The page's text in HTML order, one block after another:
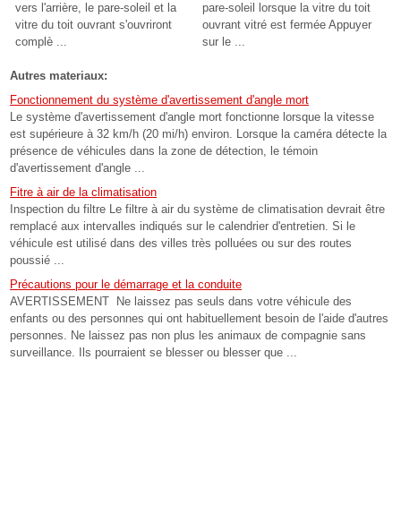
vers l'arrière, le pare-soleil et la
vitre du toit ouvrant s'ouvriront
complè ...
pare-soleil lorsque la vitre du toit
ouvrant vitré est fermée Appuyer
sur le ...
Autres materiaux:
Fonctionnement du système d'avertissement d'angle mort
Le système d'avertissement d'angle mort fonctionne lorsque la vitesse
est supérieure à 32 km/h (20 mi/h) environ. Lorsque la caméra détecte la
présence de véhicules dans la zone de détection, le témoin
d'avertissement d'angle ...
Fitre à air de la climatisation
Inspection du filtre Le filtre à air du système de climatisation devrait être
remplacé aux intervalles indiqués sur le calendrier d'entretien. Si le
véhicule est utilisé dans des villes très polluées ou sur des routes
poussié ...
Précautions pour le démarrage et la conduite
AVERTISSEMENT Ne laissez pas seuls dans votre véhicule des
enfants ou des personnes qui ont habituellement besoin de l'aide d'autres
personnes. Ne laissez pas non plus les animaux de compagnie sans
surveillance. Ils pourraient se blesser ou blesser que ...